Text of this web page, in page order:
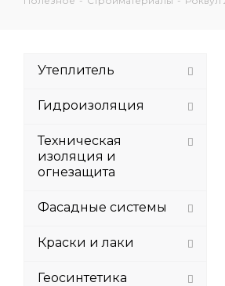
Утеплитель
Гидроизоляция
Техническая
изоляция и
огнезащита
Фасадные системы
Краски и лаки
Геосинтетика